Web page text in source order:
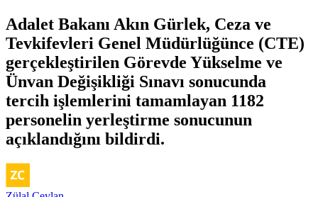
Adalet Bakanı Akın Gürlek, Ceza ve
Tevkifevleri Genel Müdürlüğünce (CTE)
gerçekleştirilen Görevde Yükselme ve
Ünvan Değişikliği Sınavı sonucunda
tercih işlemlerini tamamlayan 1182
personelin yerleştirme sonucunun
açıklandığını bildirdi.